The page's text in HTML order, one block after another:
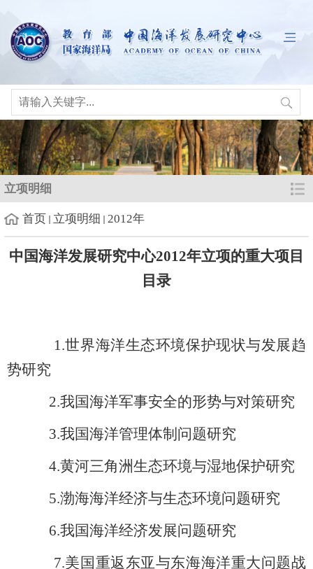
立项明细
首页 立项明细 2012年
中国海洋发展研究中心2012年立项的重大项目
目录
1.世界海洋生态环境保护现状与发展趋
势研究
2.我国海洋军事安全的形势与对策研究
3.我国海洋管理体制问题研究
4.黄河三角洲生态环境与湿地保护研究
5.渤海海洋经济与生态环境问题研究
6.我国海洋经济发展问题研究
7.美国重返东亚与东海海洋重大问题战